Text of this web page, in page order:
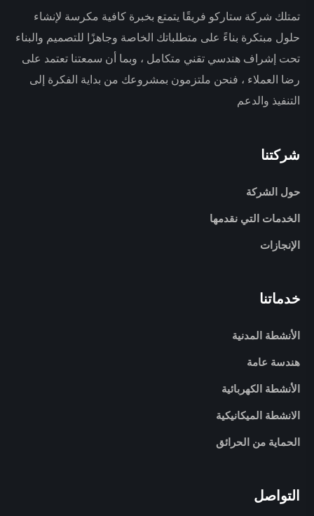
تمتلك شركة ستاركو فريقًا يتمتع بخبرة كافية مكرسة لإنشاء
حلول مبتكرة بناءً على متطلباتك الخاصة وجاهزًا للتصميم والبناء
تحت إشراف هندسي تقني متكامل ، وبما أن سمعتنا تعتمد على
رضا العملاء ، فنحن ملتزمون بمشروعك من بداية الفكرة إلى
التنفيذ والدعم
شركتنا
حول الشركة
الخدمات التي نقدمها
الإنجازات
خدماتنا
الأنشطة المدنية
هندسة عامة
الأنشطة الكهربائية
الانشطة الميكانيكية
الحماية من الحرائق
التواصل